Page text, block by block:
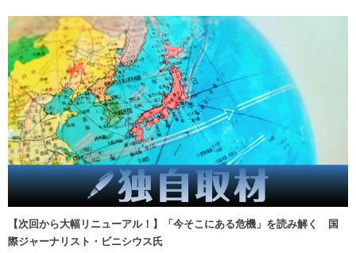
【次回から大幅リニューアル！】「今そこにある危機」を読み解く 国
際ジャーナリスト・ビニシウス氏